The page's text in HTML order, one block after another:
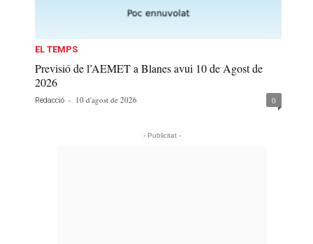
EL TEMPS
Previsió de l’AEMET a Blanes avui 10 de Agost de
2026
Redacció - 10 d'agost de 2026 0
- Publicitat -